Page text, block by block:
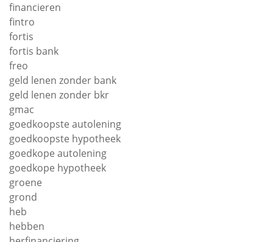
financieren
fintro
fortis
fortis bank
freo
geld lenen zonder bank
geld lenen zonder bkr
gmac
goedkoopste autolening
goedkoopste hypotheek
goedkope autolening
goedkope hypotheek
groene
grond
heb
hebben